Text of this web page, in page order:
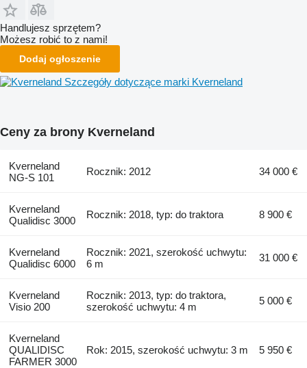
Handlujesz sprzętem?
Możesz robić to z nami!
Dodaj ogłoszenie
Szczegóły dotyczące marki Kverneland
Ceny za brony Kverneland
Kverneland
NG-S 101
Rocznik: 2012 34 000 €
Kverneland
Qualidisc 3000
Rocznik: 2018, typ: do traktora 8 900 €
Kverneland
Qualidisc 6000
Rocznik: 2021, szerokość uchwytu:
6 m
31 000 €
Kverneland
Visio 200
Rocznik: 2013, typ: do traktora,
szerokość uchwytu: 4 m
5 000 €
Kverneland
QUALIDISC
FARMER 3000
Rok: 2015, szerokość uchwytu: 3 m 5 950 €